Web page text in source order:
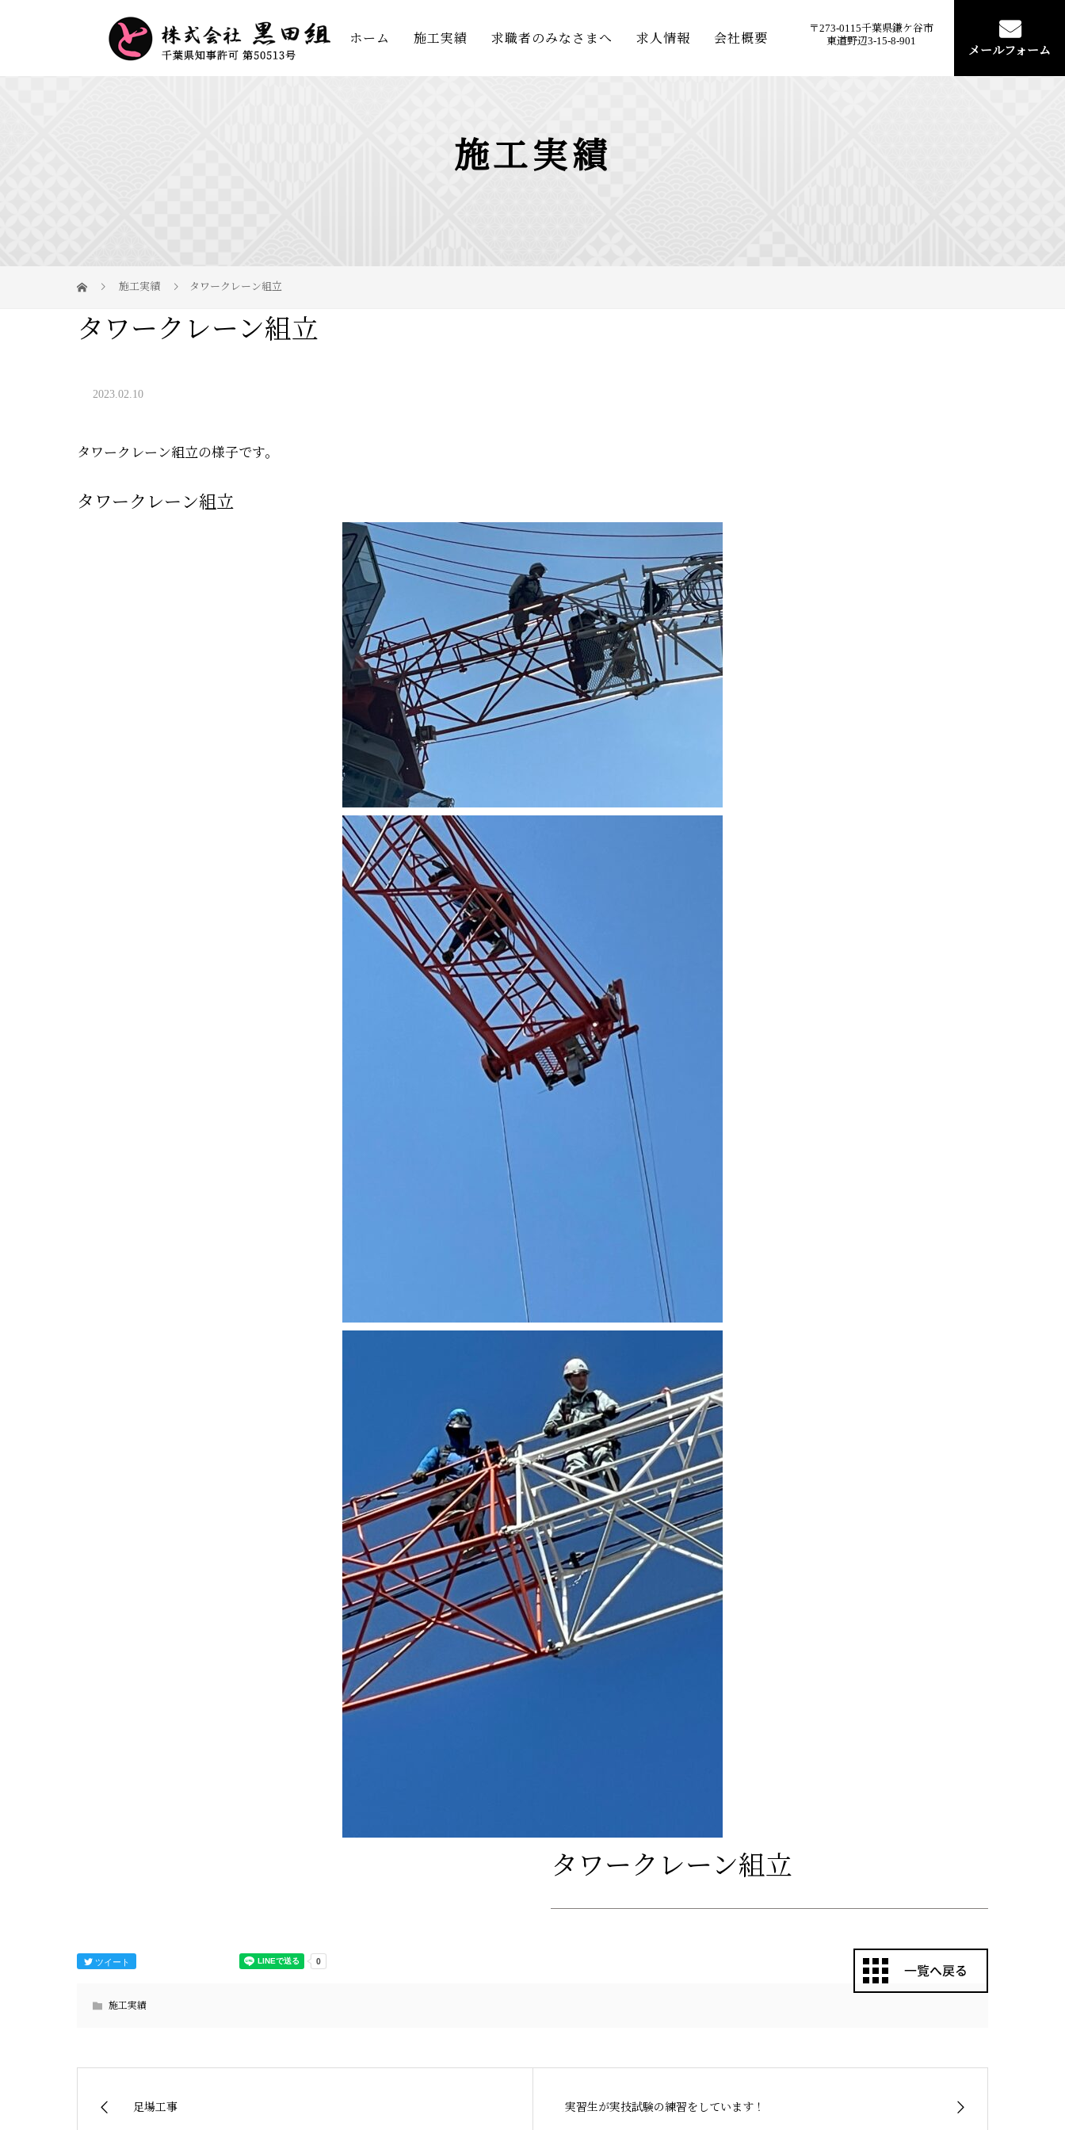
ホーム 施工実績 求職者のみなさまへ 求人情報 会社概要
〒273-0115千葉県鎌ケ谷市
東道野辺3-15-8-901
メールフォーム
施工実績
施工実績 タワークレーン組立
タワークレーン組立
2023.02.10
タワークレーン組立の様子です。
タワークレーン組立
タワークレーン組立
ツイート
施工実績
足場工事 実習生が実技試験の練習をしています！